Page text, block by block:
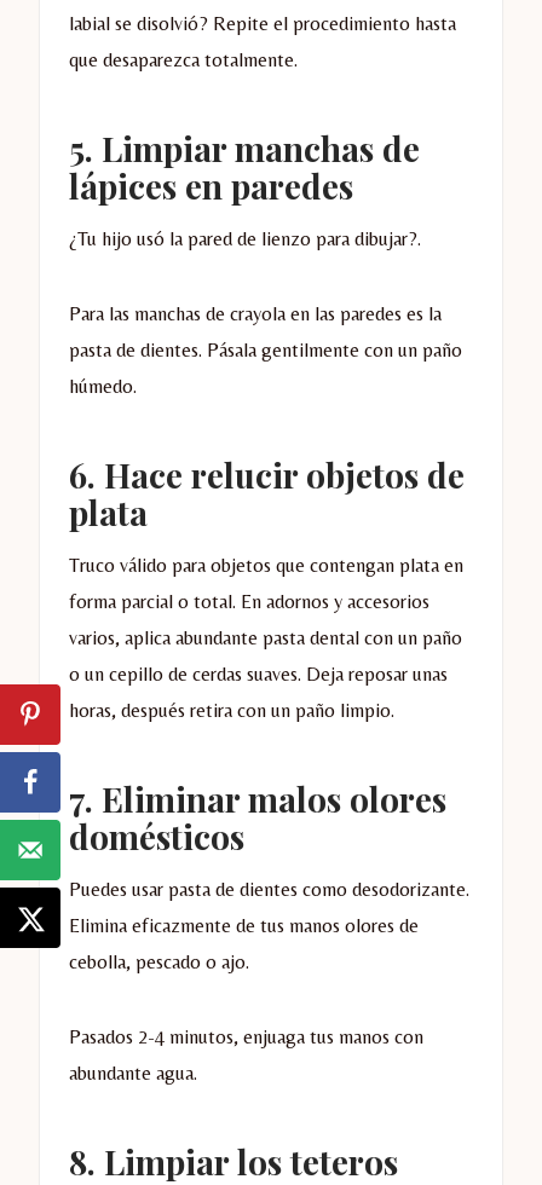
labial se disolvió? Repite el procedimiento hasta
que desaparezca totalmente.
5. Limpiar manchas de
lápices en paredes
¿Tu hijo usó la pared de lienzo para dibujar?.
Para las manchas de crayola en las paredes es la
pasta de dientes. Pásala gentilmente con un paño
húmedo.
6. Hace relucir objetos de
plata
Truco válido para objetos que contengan plata en
forma parcial o total. En adornos y accesorios
varios, aplica abundante pasta dental con un paño
o un cepillo de cerdas suaves. Deja reposar unas
horas, después retira con un paño limpio.
7. Eliminar malos olores
domésticos
Puedes usar pasta de dientes como desodorizante.
Elimina eficazmente de tus manos olores de
cebolla, pescado o ajo.
Pasados 2-4 minutos, enjuaga tus manos con
abundante agua.
8. Limpiar los teteros